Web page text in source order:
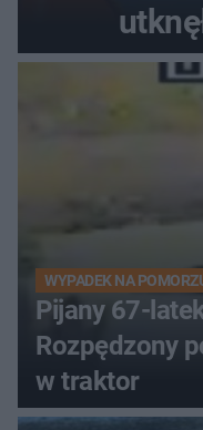
WYPADEK NA
Pijany 67-
Rozpędzony
w traktor